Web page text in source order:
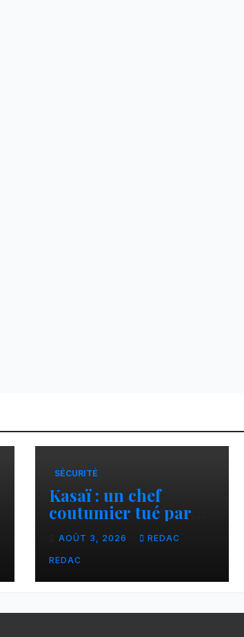
SÉCURITÉ
Kasaï : un chef
coutumier tué par
balle par un policier
à Kamuesha, la
tension monte
AOÛT 3, 2026 REDAC
REDAC